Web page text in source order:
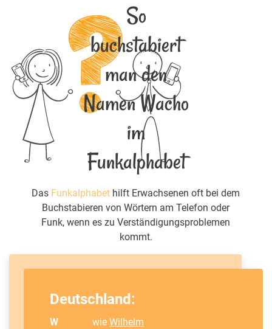
So
buchstabiert
man den
Namen Wacho
im
Funkalphabet
Das Funkalphabet hilft Erwachsenen oft bei dem
Buchstabieren von Wörtern am Telefon oder
Funk, wenn es zu Verständigungsproblemen
kommt.
Deutschland:
W wieWilhelm